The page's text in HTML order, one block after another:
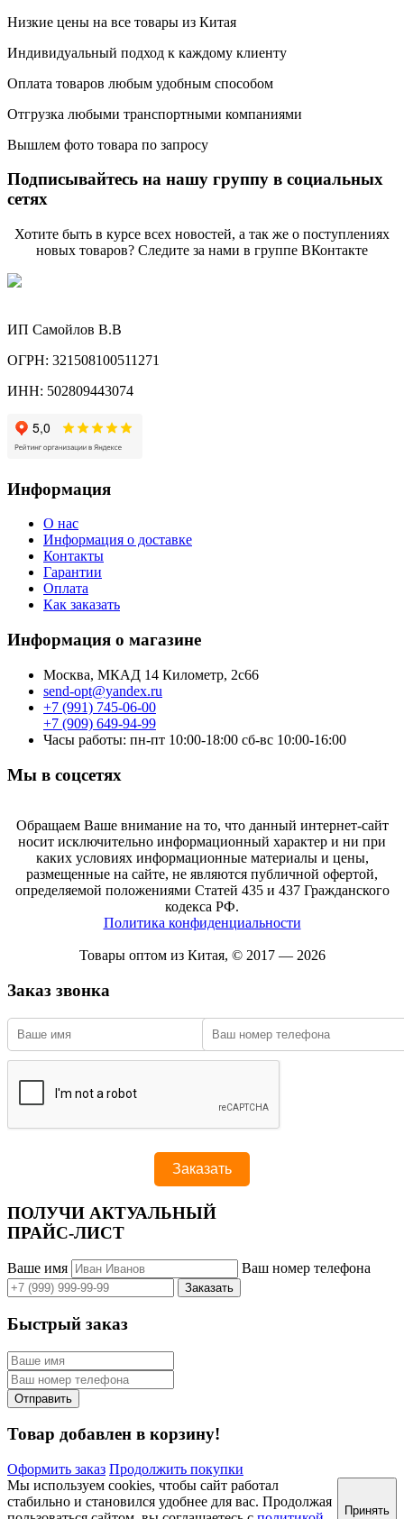
Низкие цены на все товары из Китая
Индивидуальный подход к каждому клиенту
Оплата товаров любым удобным способом
Отгрузка любыми транспортными компаниями
Вышлем фото товара по запросу
Подписывайтесь на нашу группу в социальных
сетях
Хотите быть в курсе всех новостей, а так же о поступлениях
новых товаров? Следите за нами в группе ВКонтакте
ИП Самойлов В.В
ОГРН: 321508100511271
ИНН: 502809443074
Информация
О нас
Информация о доставке
Контакты
Гарантии
Оплата
Как заказать
Информация о магазине
Москва, МКАД 14 Километр, 2с66
send-opt@yandex.ru
+7 (991) 745-06-00
+7 (909) 649-94-99
Часы работы: пн-пт 10:00-18:00 сб-вс 10:00-16:00
Мы в соцсетях
Обращаем Ваше внимание на то, что данный интернет-сайт
носит исключительно информационный характер и ни при
каких условиях информационные материалы и цены,
размещенные на сайте, не являются публичной офертой,
определяемой положениями Статей 435 и 437 Гражданского
кодекса РФ.
Политика конфиденциальности
Товары оптом из Китая, © 2017 — 2026
Заказ звонка
ПОЛУЧИ АКТУАЛЬНЫЙ
ПРАЙС-ЛИСТ
Ваше имя Ваш номер телефона
Быстрый заказ
Товар добавлен в корзину!
Оформить заказ Продолжить покупки
Мы используем cookies, чтобы сайт работал
стабильно и становился удобнее для вас. Продолжая
Принять